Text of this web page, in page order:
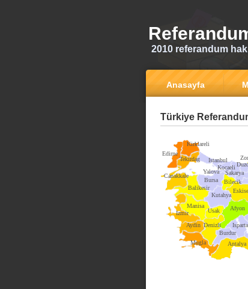
2010 referandum
Anasayfa
Türkiye
Kirklareli
Edirne
Tekirdag
Canakkale
Balikesir
Bursa
Istanbul
Kocaeli
Sakarya
Bilecik
Kutahya
Manisa
Izmir
Aydin
Mugla
Denizli
Burdur
Usak Afyon
Isparta
Antalya
Yalova